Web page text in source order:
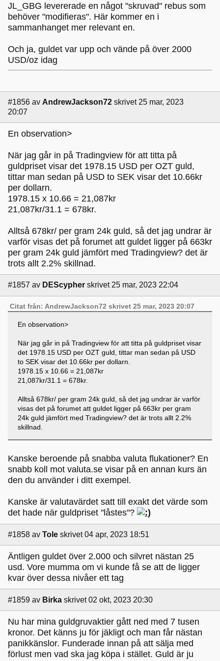
JL_GBG levererade en något "skruvad" rebus som
behöver "modifieras". Här kommer en i
sammanhanget mer relevant en.
Och ja, guldet var upp och vände på över 2000
USD/oz idag
#1856 av AndrewJackson72 skrivet 25 mar, 2023
20:07
En observation>
När jag går in på Tradingview för att titta på
guldpriset visar det 1978.15 USD per OZT guld,
tittar man sedan på USD to SEK visar det 10.66kr
per dollarn.
1978.15 x 10.66 = 21,087kr
21,087kr/31.1 = 678kr.
Alltså 678kr/ per gram 24k guld, så det jag undrar är
varför visas det på forumet att guldet ligger på 663kr
per gram 24k guld jämfört med Tradingview? det är
trots allt 2.2% skillnad.
#1857 av DEScypher skrivet 25 mar, 2023 22:04
Citat från: AndrewJackson72 skrivet 25 mar, 2023 20:07
En observation>
När jag går in på Tradingview för att titta på guldpriset visar
det 1978.15 USD per OZT guld, tittar man sedan på USD
to SEK visar det 10.66kr per dollarn.
1978.15 x 10.66 = 21,087kr
21,087kr/31.1 = 678kr.
Alltså 678kr/ per gram 24k guld, så det jag undrar är varför
visas det på forumet att guldet ligger på 663kr per gram
24k guld jämfört med Tradingview? det är trots allt 2.2%
skillnad.
Kanske beroende på snabba valuta flukationer? En
snabb koll mot valuta.se visar på en annan kurs än
den du använder i ditt exempel.
Kanske är valutavärdet satt till exakt det värde som
det hade när guldpriset "låstes"?
#1858 av Tole skrivet 04 apr, 2023 18:51
Äntligen guldet över 2.000 och silvret nästan 25
usd. Vore mumma om vi kunde få se att de ligger
kvar över dessa nivåer ett tag
#1859 av Birka skrivet 02 okt, 2023 20:30
Nu har mina guldgruvaktier gått ned med 7 tusen
kronor. Det känns ju för jäkligt och man får nästan
panikkänslor. Funderade innan på att sälja med
förlust men vad ska jag köpa i stället. Guld är ju